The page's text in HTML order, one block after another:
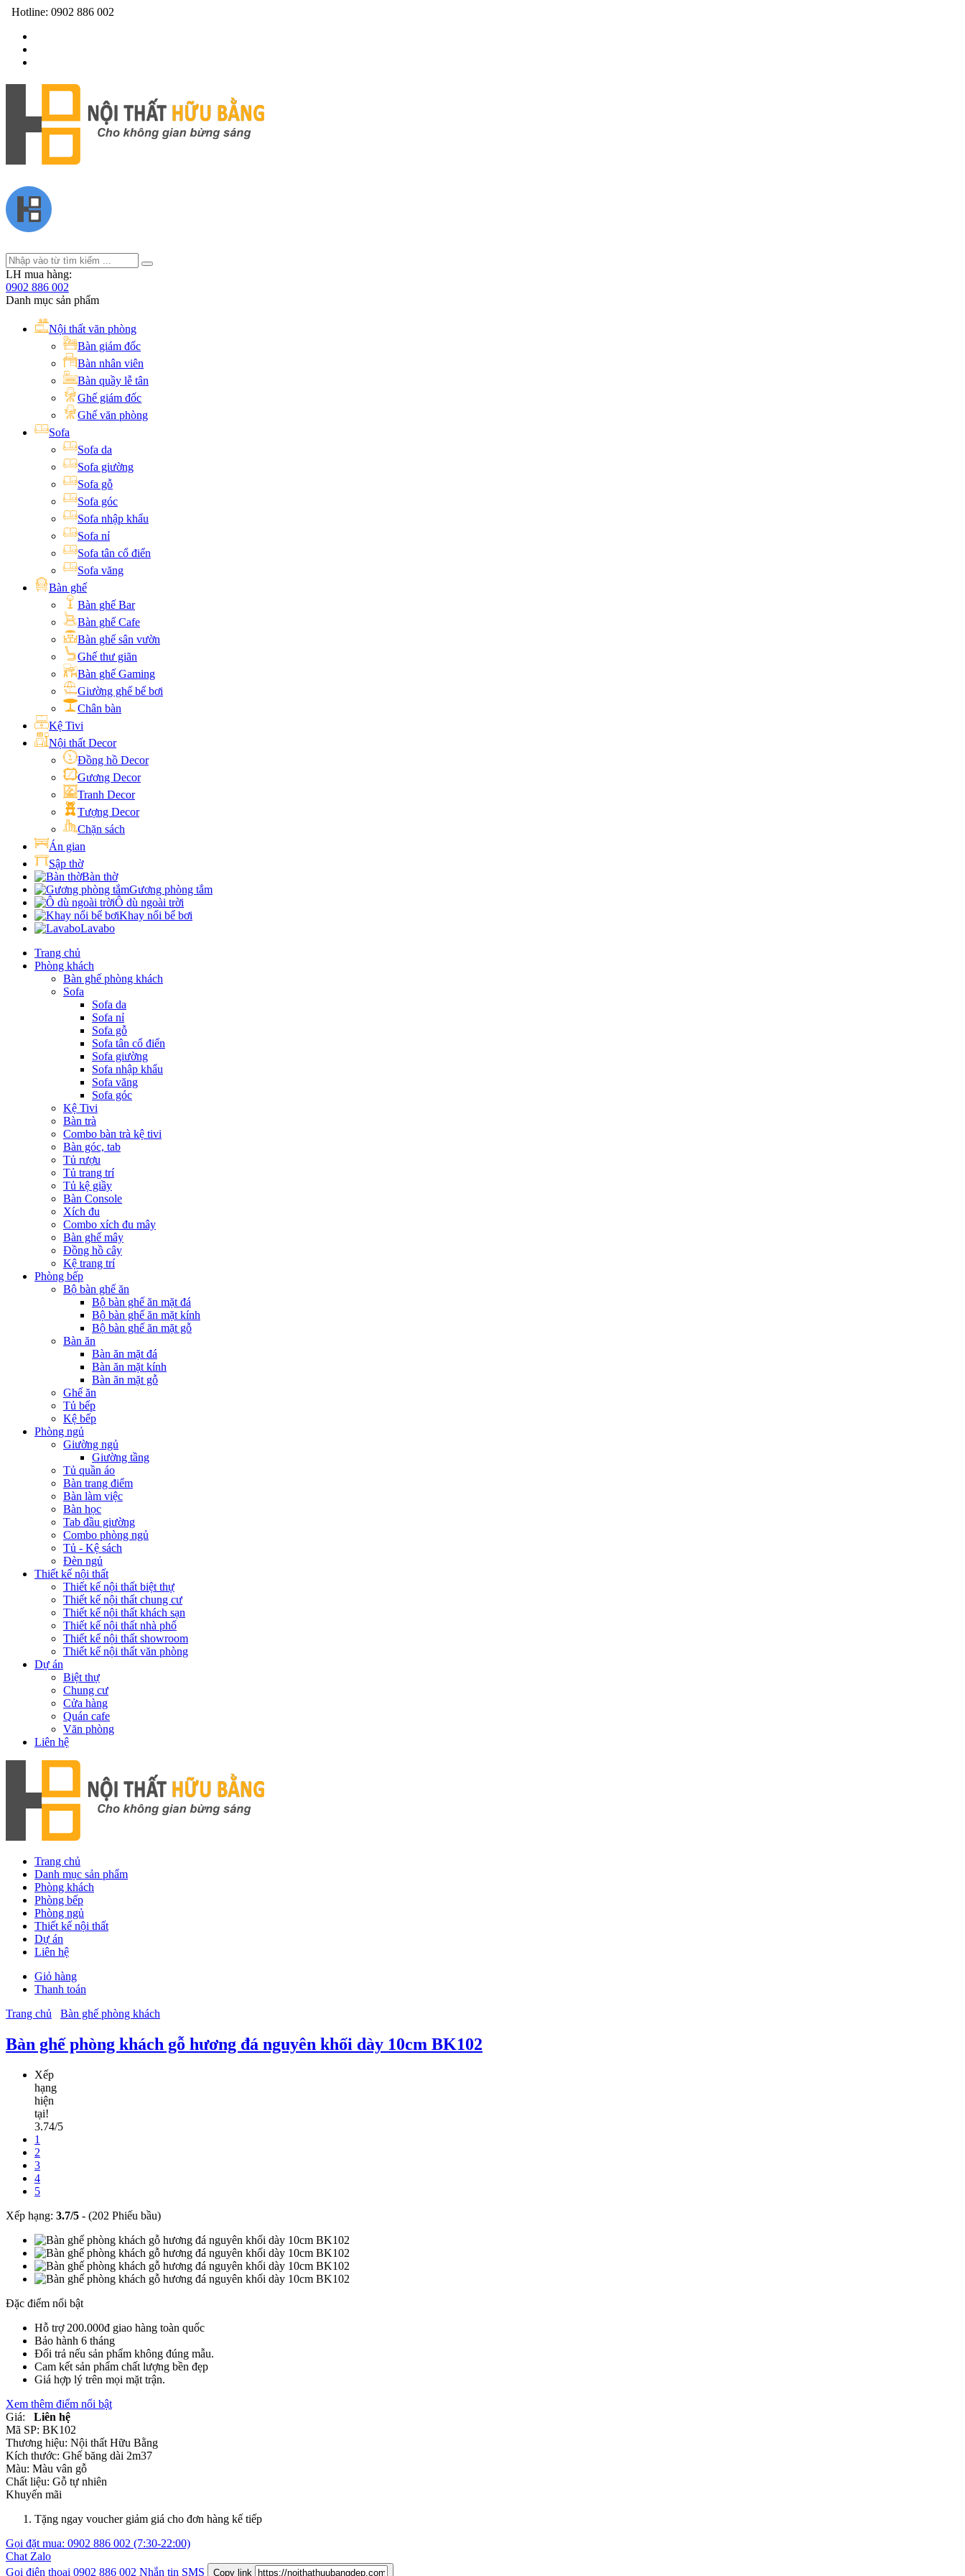
Hotline: 0902 886 002
LH mua hàng:
0902 886 002
Danh mục sản phẩm
Nội thất văn phòng
Bàn giám đốc
Bàn nhân viên
Bàn quầy lễ tân
Ghế giám đốc
Ghế văn phòng
Sofa
Sofa da
Sofa giường
Sofa gỗ
Sofa góc
Sofa nhập khẩu
Sofa nỉ
Sofa tân cổ điển
Sofa văng
Bàn ghế
Bàn ghế Bar
Bàn ghế Cafe
Bàn ghế sân vườn
Ghế thư giãn
Bàn ghế Gaming
Giường ghế bể bơi
Chân bàn
Kệ Tivi
Nội thất Decor
Đồng hồ Decor
Gương Decor
Tranh Decor
Tượng Decor
Chặn sách
Án gian
Sập thờ
Bàn thờ
Gương phòng tắm
Ô dù ngoài trời
Khay nổi bể bơi
Lavabo
Trang chủ
Phòng khách
Bàn ghế phòng khách
Sofa
Sofa da
Sofa nỉ
Sofa gỗ
Sofa tân cổ điển
Sofa giường
Sofa nhập khẩu
Sofa văng
Sofa góc
Kệ Tivi
Bàn trà
Combo bàn trà kệ tivi
Bàn góc, tab
Tủ rượu
Tủ trang trí
Tủ kệ giầy
Bàn Console
Xích đu
Combo xích đu mây
Bàn ghế mây
Đồng hồ cây
Kệ trang trí
Phòng bếp
Bộ bàn ghế ăn
Bộ bàn ghế ăn mặt đá
Bộ bàn ghế ăn mặt kính
Bộ bàn ghế ăn mặt gỗ
Bàn ăn
Bàn ăn mặt đá
Bàn ăn mặt kính
Bàn ăn mặt gỗ
Ghế ăn
Tủ bếp
Kệ bếp
Phòng ngủ
Giường ngủ
Giường tầng
Tủ quần áo
Bàn trang điểm
Bàn làm việc
Bàn học
Tab đầu giường
Combo phòng ngủ
Tủ - Kệ sách
Đèn ngủ
Thiết kế nội thất
Thiết kế nội thất biệt thự
Thiết kế nội thất chung cư
Thiết kế nội thất khách sạn
Thiết kế nội thất nhà phố
Thiết kế nội thất showroom
Thiết kế nội thất văn phòng
Dự án
Biệt thự
Chung cư
Cửa hàng
Quán cafe
Văn phòng
Liên hệ
Trang chủ
Danh mục sản phẩm
Phòng khách
Phòng bếp
Phòng ngủ
Thiết kế nội thất
Dự án
Liên hệ
Giỏ hàng
Thanh toán
Trang chủ
Bàn ghế phòng khách
Bàn ghế phòng khách gỗ hương đá nguyên khối dày 10cm BK102
Xếp
hạng
hiện
tại!
3.74/5
1
2
3
4
5
Xếp hạng: 3.7/5 - (202 Phiếu bầu)
Đặc điểm nổi bật
Hỗ trợ 200.000đ giao hàng toàn quốc
Bảo hành 6 tháng
Đổi trả nếu sản phẩm không đúng mẫu.
Cam kết sản phẩm chất lượng bền đẹp
Giá hợp lý trên mọi mặt trận.
Xem thêm điểm nổi bật
Giá:
Liên hệ
Mã SP: BK102
Thương hiệu: Nội thất Hữu Bằng
Kích thước: Ghế băng dài 2m37
Màu: Màu vân gỗ
Chất liệu: Gỗ tự nhiên
Khuyến mãi
Tặng ngay voucher giảm giá cho đơn hàng kế tiếp
Gọi đặt mua: 0902 886 002 (7:30-22:00)
Chat Zalo
Gọi điện thoại 0902 886 002 Nhắn tin SMS Copy link